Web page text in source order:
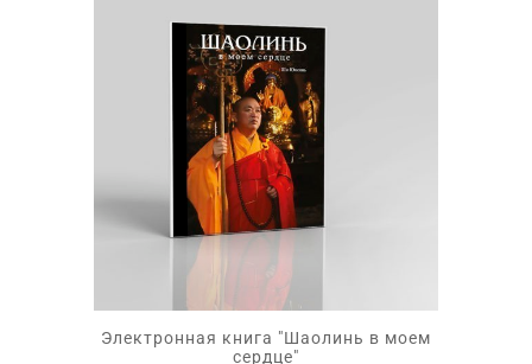
Электронная книга "Шаолинь в моем
сердце"